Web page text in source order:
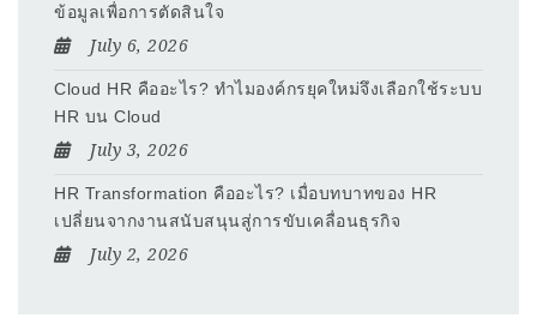
ข้อมูลเพื่อการตัดสินใจ
July 6, 2026
Cloud HR คืออะไร? ทำไมองค์กรยุคใหม่จึงเลือกใช้ระบบ
HR บน Cloud
July 3, 2026
HR Transformation คืออะไร? เมื่อบทบาทของ HR
เปลี่ยนจากงานสนับสนุนสู่การขับเคลื่อนธุรกิจ
July 2, 2026